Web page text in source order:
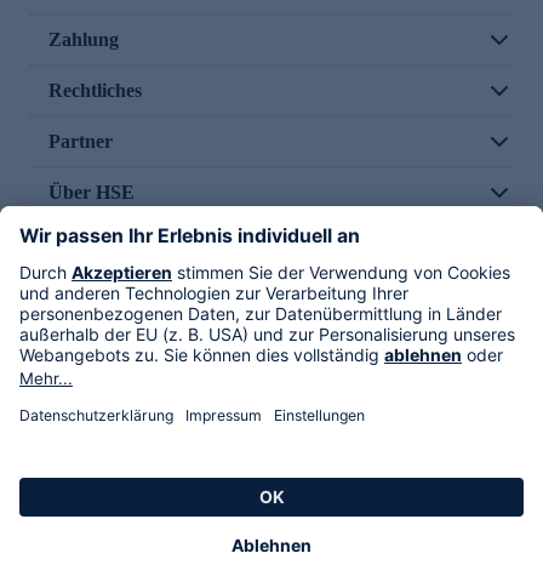
Zahlung
Rechtliches
Partner
Über HSE
Im TV
HSE International